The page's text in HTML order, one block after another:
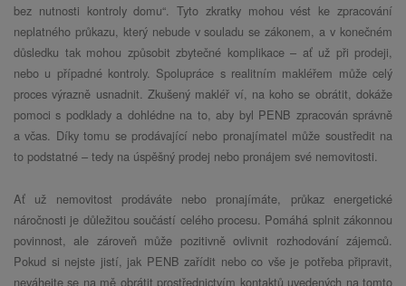
bez nutnosti kontroly domu“. Tyto zkratky mohou vést ke zpracování
neplatného průkazu, který nebude v souladu se zákonem, a v konečném
důsledku tak mohou způsobit zbytečné komplikace – ať už při prodeji,
nebo u případné kontroly. Spolupráce s realitním makléřem může celý
proces výrazně usnadnit. Zkušený makléř ví, na koho se obrátit, dokáže
pomoci s podklady a dohlédne na to, aby byl PENB zpracován správně
a včas. Díky tomu se prodávající nebo pronajímatel může soustředit na
to podstatné – tedy na úspěšný prodej nebo pronájem své nemovitosti.
Ať už nemovitost prodáváte nebo pronajímáte, průkaz energetické
náročnosti je důležitou součástí celého procesu. Pomáhá splnit zákonnou
povinnost, ale zároveň může pozitivně ovlivnit rozhodování zájemců.
Pokud si nejste jistí, jak PENB zařídit nebo co vše je potřeba připravit,
neváhejte se na mě obrátit prostřednictvím kontaktů uvedených na tomto